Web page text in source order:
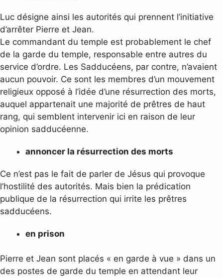
Luc désigne ainsi les autorités qui prennent l’initiative
d’arrêter Pierre et Jean.
Le commandant du temple est probablement le chef
de la garde du temple, responsable entre autres du
service d’ordre. Les Sadducéens, par contre, n’avaient
aucun pouvoir. Ce sont les membres d’un mouvement
religieux opposé à l’idée d’une résurrection des morts,
auquel appartenait une majorité de prêtres de haut
rang, qui semblent intervenir ici en raison de leur
opinion sadducéenne.
annoncer la résurrection des morts
Ce n’est pas le fait de parler de Jésus qui provoque
l’hostilité des autorités. Mais bien la prédication
publique de la résurrection qui irrite les prêtres
sadducéens.
en prison
Pierre et Jean sont placés « en garde à vue » dans un
des postes de garde du temple en attendant leur